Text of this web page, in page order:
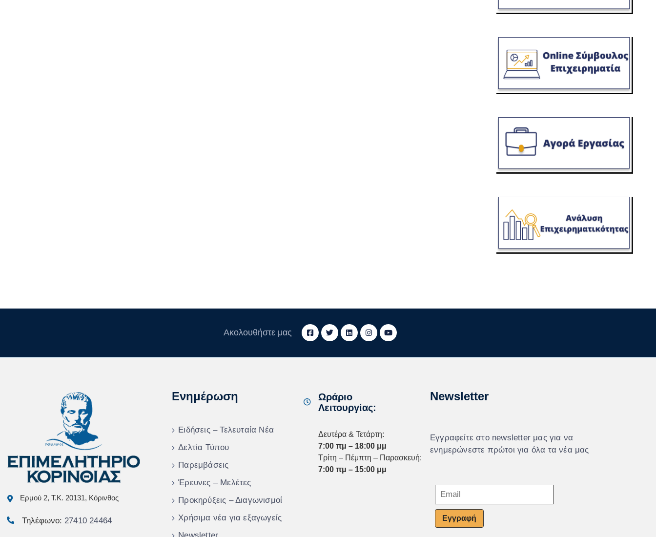
Ακολουθήστε μας
Ερμού 2, Τ.Κ. 20131, Κόρινθος
Τηλέφωνο: 27410 24464
Ενημέρωση
Ειδήσεις – Τελευταία Νέα
Δελτία Τύπου
Παρεμβάσεις
Έρευνες – Μελέτες
Προκηρύξεις – Διαγωνισμοί
Χρήσιμα νέα για εξαγωγείς
Ωράριο
Λειτουργίας:
Δευτέρα & Τετάρτη:
7:00 πμ – 18:00 μμ
Τρίτη – Πέμπτη – Παρασκευή:
7:00 πμ – 15:00 μμ
Newsletter
Εγγραφείτε στο newsletter μας για να
ενημερώνεστε πρώτοι για όλα τα νέα μας
Εγγραφή